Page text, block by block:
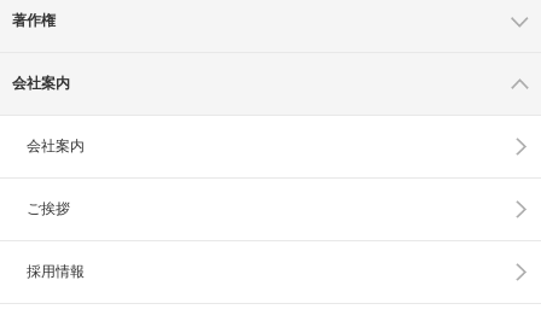
著作権
会社案内
会社案内
ご挨拶
採用情報